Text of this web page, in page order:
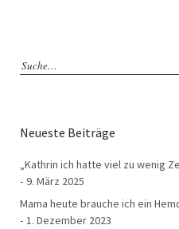
Neueste Beiträge
„Kathrin ich hatte viel zu wenig
9. März 2025
Mama heute brauche ich ein
1. Dezember 2023